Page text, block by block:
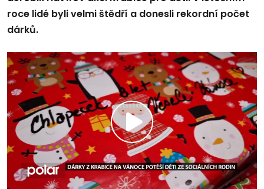
roce lidé byli velmi štědří a donesli rekordní počet
dárků.
Přehrát
video